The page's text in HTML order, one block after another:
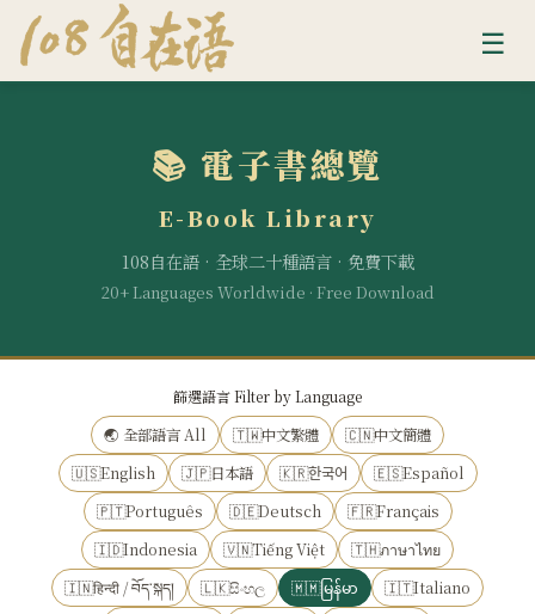
☰
📚 電子書總覽
E-Book Library
108自在語 · 全球二十種語言 · 免費下載
20+ Languages Worldwide · Free Download
篩選語言 Filter by Language
🌏 全部語言 All 🇹🇼中文繁體
🇨🇳中文簡體
🇺🇸English
🇯🇵日本語 🇰🇷한국어
🇪🇸Español
🇵🇹Português
🇩🇪Deutsch
🇫🇷Français
🇮🇩Indonesia
🇻🇳Tiếng Việt
🇹🇭ภาษาไทย
🇮🇳हिन्दी / བོད་སྐད།
🇱🇰සිංහල 🇲🇲မြန်မာ
🇮🇹Italiano